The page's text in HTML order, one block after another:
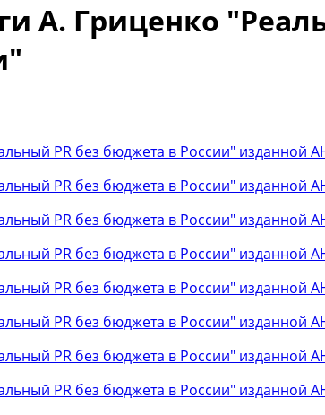
А. Гриценко